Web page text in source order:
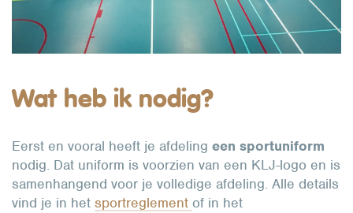
Wat heb ik nodig?
Eerst en vooral heeft je afdeling een sportuniform
nodig. Dat uniform is voorzien van een KLJ-logo en is
samenhangend voor je volledige afdeling. Alle details
vind je in het sportreglement of in het